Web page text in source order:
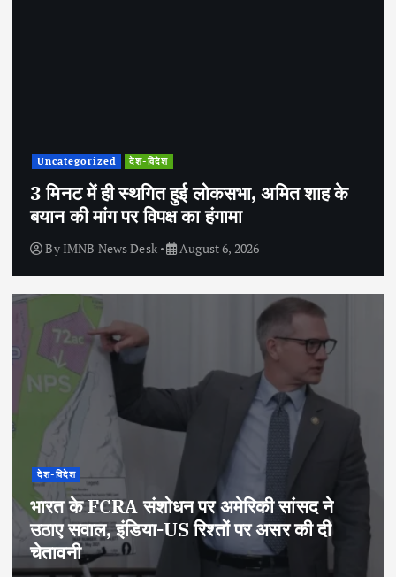
Uncategorized देश-विदेश
3 मिनट में ही स्थगित हुई लोकसभा, अमित शाह के
बयान की मांग पर विपक्ष का हंगामा
By IMNB News Desk August 6, 2026
देश-विदेश
भारत के FCRA संशोधन पर अमेरिकी सांसद ने
उठाए सवाल, इंडिया-US रिश्तों पर असर की दी
चेतावनी